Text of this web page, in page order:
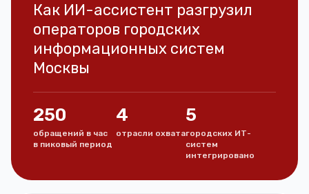
Как ИИ-ассистент разгрузил
операторов городских
информационных систем
Москвы
250
обращений в час
в пиковый период
4
отрасли охвата
5
городских ИТ-
систем
интегрировано